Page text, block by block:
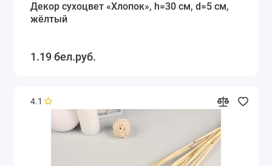
Декор сухоцвет «Хлопок», h=30 см, d=5 см,
жёлтый
1.19 бел.руб.
4.1